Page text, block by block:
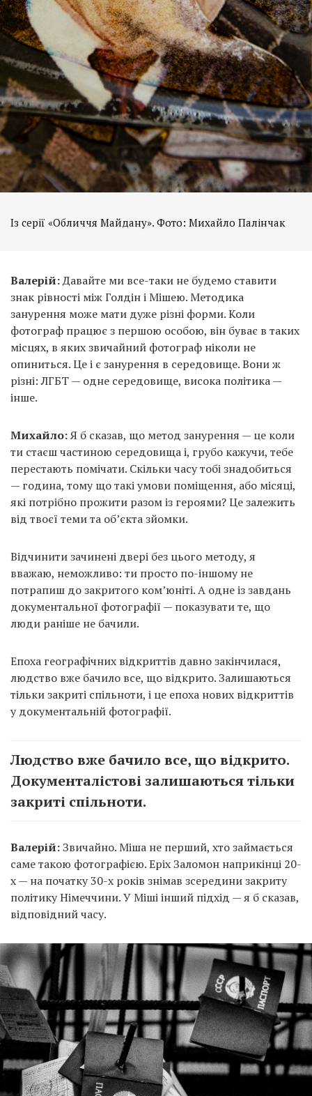
Із серії «Обличчя Майдану». Фото: Михайло Палінчак
Валерій:Давайте ми все-таки не будемо ставити
знак рівності між Голдін і Мішею. Методика
занурення може мати дуже різні форми. Коли
фотограф працює з першою особою, він буває в таких
місцях, в яких звичайний фотограф ніколи не
опиниться. Це і є занурення в середовище. Вони ж
різні: ЛГБТ — одне середовище, висока політика —
інше.
Михайло:Я б сказав, що метод занурення — це коли
ти стаєш частиною середовища і, грубо кажучи, тебе
перестають помічати. Скільки часу тобі знадобиться
— година, тому що такі умови поміщення, або місяці,
які потрібно прожити разом із героями? Це залежить
від твоєї теми та об’єкта зйомки.
Відчинити зачинені двері без цього методу, я
вважаю, неможливо: ти просто по-іншому не
потрапиш до закритого ком’юніті. А одне із завдань
документальної фотографії — показувати те, що
люди раніше не бачили.
Епоха географічних відкриттів давно закінчилася,
людство вже бачило все, що відкрито. Залишаються
тільки закриті спільноти, і це епоха нових відкриттів
у документальній фотографії.
Людство вже бачило все, що відкрито.
Документалістові залишаються тільки
закриті спільноти.
Валерій:Звичайно. Міша не перший, хто займається
саме такою фотографією. Еріх Заломон наприкінці 20-
х — на початку 30-х років знімав зсередини закриту
політику Німеччини. У Міші інший підхід — я б сказав,
відповідний часу.